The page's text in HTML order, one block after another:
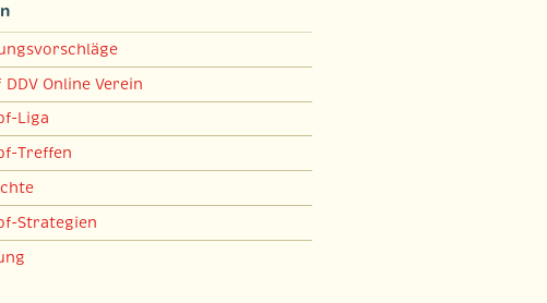
Online Verein
Liga
Treffen
Strategien